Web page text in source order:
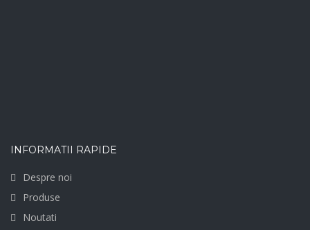
INFORMATII RAPIDE
Despre noi
Produse
Noutati